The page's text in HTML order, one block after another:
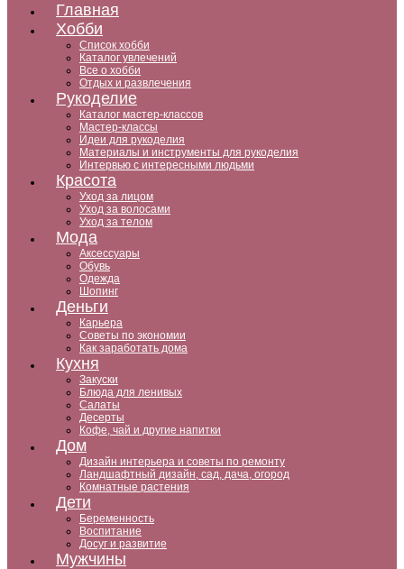
Главная
Хобби
Список хобби
Каталог увлечений
Все о хобби
Отдых и развлечения
Рукоделие
Каталог мастер-классов
Мастер-классы
Идеи для рукоделия
Материалы и инструменты для рукоделия
Интервью с интересными людьми
Красота
Уход за лицом
Уход за волосами
Уход за телом
Мода
Аксессуары
Обувь
Одежда
Шопинг
Деньги
Карьера
Советы по экономии
Как заработать дома
Кухня
Закуски
Блюда для ленивых
Салаты
Десерты
Кофе, чай и другие напитки
Дом
Дизайн интерьера и советы по ремонту
Ландшафтный дизайн, сад, дача, огород
Комнатные растения
Дети
Беременность
Воспитание
Досуг и развитие
Мужчины